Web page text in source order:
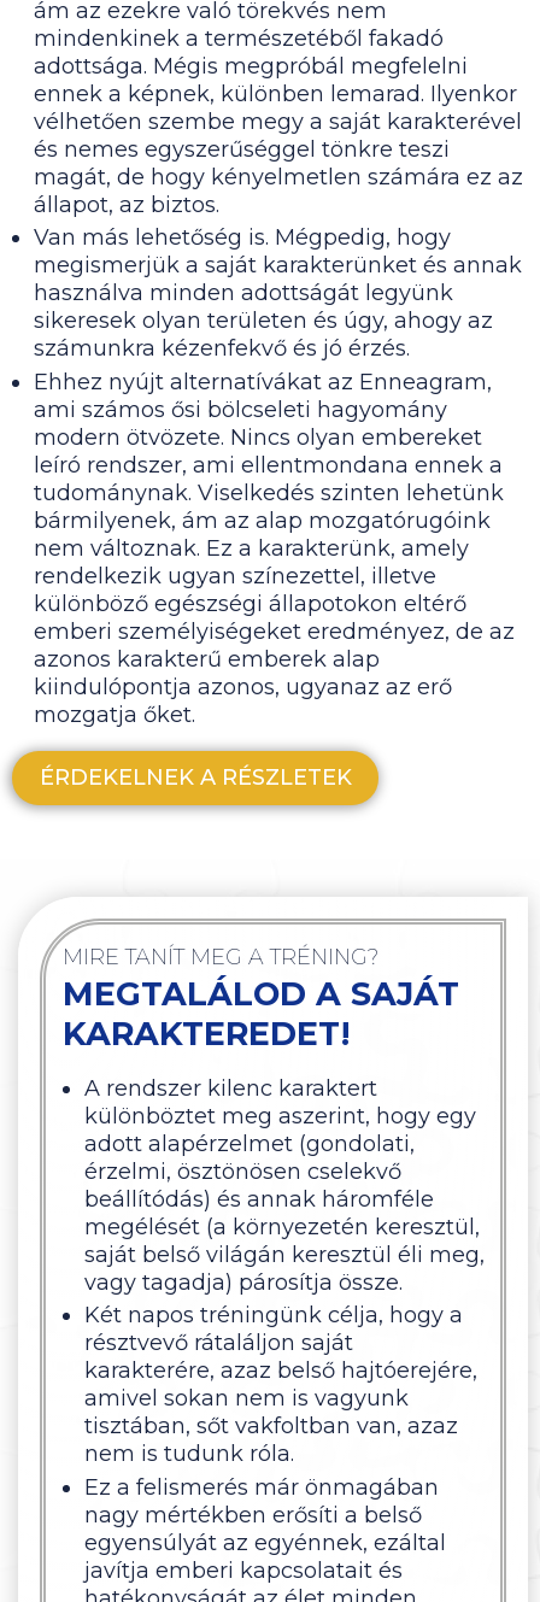
ám az ezekre való törekvés nem
mindenkinek a természetéből fakadó
adottsága. Mégis megpróbál megfelelni
ennek a képnek, különben lemarad. Ilyenkor
vélhetően szembe megy a saját karakterével
és nemes egyszerűséggel tönkre teszi
magát, de hogy kényelmetlen számára ez az
állapot, az biztos.
Van más lehetőség is. Mégpedig, hogy
megismerjük a saját karakterünket és annak
használva minden adottságát legyünk
sikeresek olyan területen és úgy, ahogy az
számunkra kézenfekvő és jó érzés.
Ehhez nyújt alternatívákat az Enneagram,
ami számos ősi bölcseleti hagyomány
modern ötvözete. Nincs olyan embereket
leíró rendszer, ami ellentmondana ennek a
tudománynak. Viselkedés szinten lehetünk
bármilyenek, ám az alap mozgatórugóink
nem változnak. Ez a karakterünk, amely
rendelkezik ugyan színezettel, illetve
különböző egészségi állapotokon eltérő
emberi személyiségeket eredményez, de az
azonos karakterű emberek alap
kiindulópontja azonos, ugyanaz az erő
mozgatja őket.
ÉRDEKELNEK A RÉSZLETEK
MIRE TANÍT MEG A TRÉNING?
MEGTALÁLOD A SAJÁT
KARAKTEREDET!
A rendszer kilenc karaktert
különböztet meg aszerint, hogy egy
adott alapérzelmet (gondolati,
érzelmi, ösztönösen cselekvő
beállítódás) és annak háromféle
megélését (a környezetén keresztül,
saját belső világán keresztül éli meg,
vagy tagadja) párosítja össze.
Két napos tréningünk célja, hogy a
résztvevő rátaláljon saját
karakterére, azaz belső hajtóerejére,
amivel sokan nem is vagyunk
tisztában, sőt vakfoltban van, azaz
nem is tudunk róla.
Ez a felismerés már önmagában
nagy mértékben erősíti a belső
egyensúlyát az egyénnek, ezáltal
javítja emberi kapcsolatait és